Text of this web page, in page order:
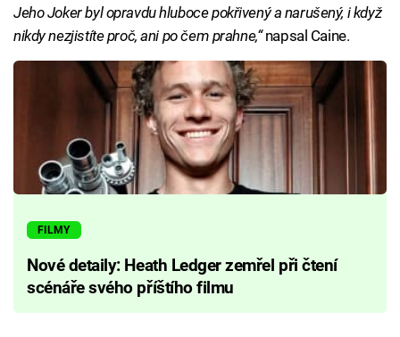
Jeho Joker byl opravdu hluboce pokřivený a narušený, i když
nikdy nezjistíte proč, ani po čem prahne,“napsal Caine.
FILMY
Nové detaily: Heath Ledger zemřel při čtení
scénáře svého příštího filmu